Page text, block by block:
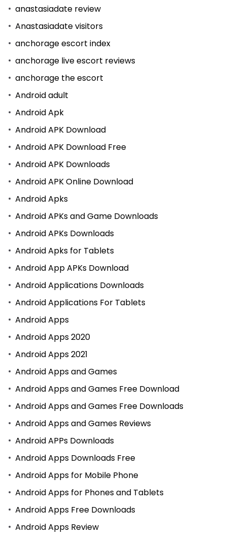
anastasiadate review
Anastasiadate visitors
anchorage escort index
anchorage live escort reviews
anchorage the escort
Android adult
Android Apk
Android APK Download
Android APK Download Free
Android APK Downloads
Android APK Online Download
Android Apks
Android APKs and Game Downloads
Android APKs Downloads
Android Apks for Tablets
Android App APKs Download
Android Applications Downloads
Android Applications For Tablets
Android Apps
Android Apps 2020
Android Apps 2021
Android Apps and Games
Android Apps and Games Free Download
Android Apps and Games Free Downloads
Android Apps and Games Reviews
Android APPs Downloads
Android Apps Downloads Free
Android Apps for Mobile Phone
Android Apps for Phones and Tablets
Android Apps Free Downloads
Android Apps Review